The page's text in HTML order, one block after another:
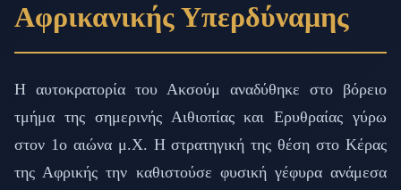
Αφρικανικής Υπερδύναμης
Η αυτοκρατορία του Ακσούμ αναδύθηκε στο βόρειο
τμήμα της σημερινής Αιθιοπίας και Ερυθραίας γύρω
στον 1ο αιώνα μ.Χ. Η στρατηγική της θέση στο Κέρας
της Αφρικής την καθιστούσε φυσική γέφυρα ανάμεσα